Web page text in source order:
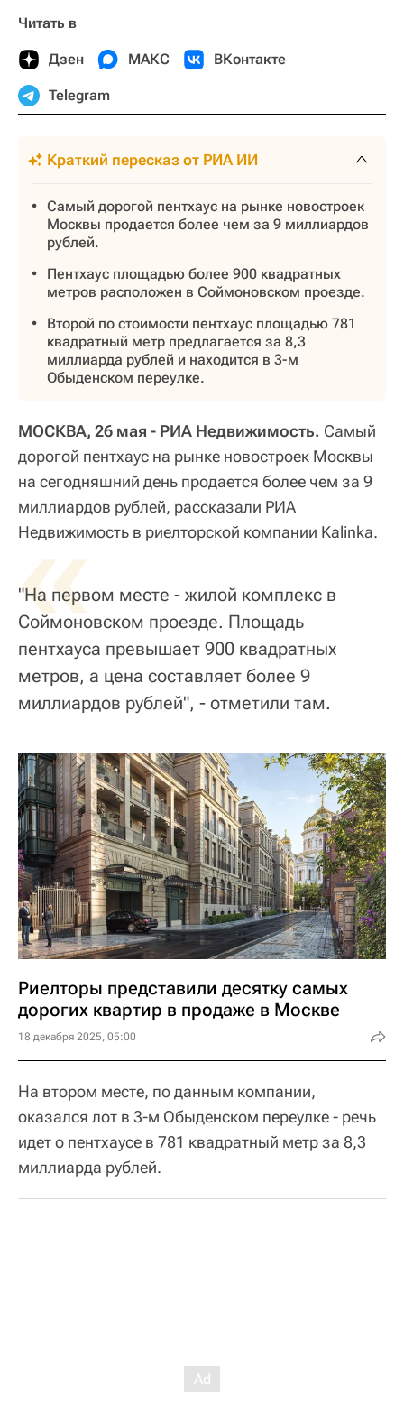
Читать в
Дзен МАКС ВКонтакте
Telegram
Краткий пересказ от РИА ИИ
Самый дорогой пентхаус на рынке новостроек
Москвы продается более чем за 9 миллиардов
рублей.
Пентхаус площадью более 900 квадратных
метров расположен в Соймоновском проезде.
Второй по стоимости пентхаус площадью 781
квадратный метр предлагается за 8,3
миллиарда рублей и находится в 3-м
Обыденском переулке.
МОСКВА, 26 мая - РИА Недвижимость. Самый
дорогой пентхаус на рынке новостроек Москвы
на сегодняшний день продается более чем за 9
миллиардов рублей, рассказали РИА
Недвижимость в риелторской компании Kalinka.
«
"На первом месте - жилой комплекс в
Соймоновском проезде. Площадь
пентхауса превышает 900 квадратных
метров, а цена составляет более 9
миллиардов рублей", - отметили там.
Риелторы представили десятку самых
дорогих квартир в продаже в Москве
18 декабря 2025, 05:00
На втором месте, по данным компании,
оказался лот в 3-м Обыденском переулке - речь
идет о пентхаусе в 781 квадратный метр за 8,3
миллиарда рублей.